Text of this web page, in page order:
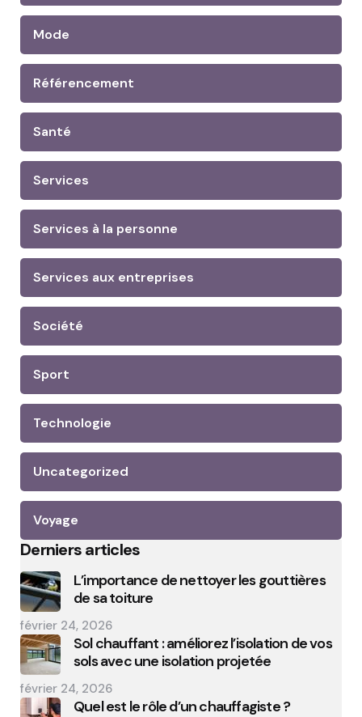
Mode
Référencement
Santé
Services
Services à la personne
Services aux entreprises
Société
Sport
Technologie
Uncategorized
Voyage
Derniers articles
L’importance de nettoyer les gouttières
de sa toiture
février 24, 2026
Sol chauffant : améliorez l’isolation de vos
sols avec une isolation projetée
février 24, 2026
Quel est le rôle d’un chauffagiste ?